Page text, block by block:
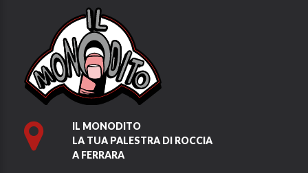
IL MONODITO
LA TUA PALESTRA DI ROCCIA
A FERRARA